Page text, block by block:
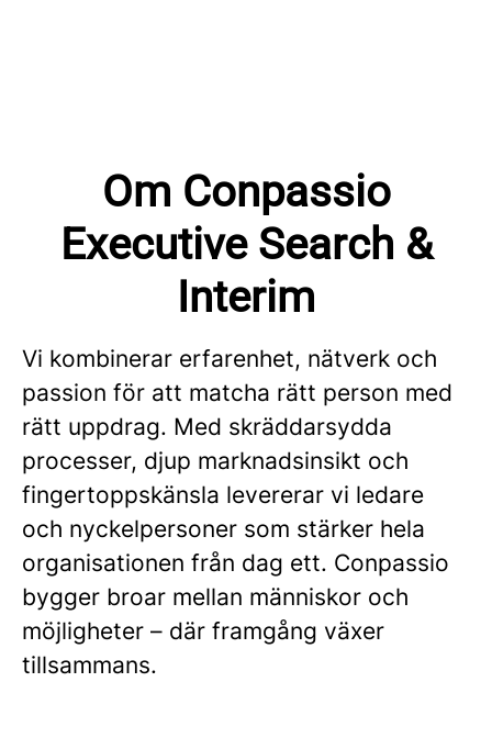
Om Conpassio
Executive Search &
Interim
Vi kombinerar erfarenhet, nätverk och
passion för att matcha rätt person med
rätt uppdrag. Med skräddarsydda
processer, djup marknadsinsikt och
fingertoppskänsla levererar vi ledare
och nyckelpersoner som stärker hela
organisationen från dag ett. Conpassio
bygger broar mellan människor och
möjligheter – där framgång växer
tillsammans.